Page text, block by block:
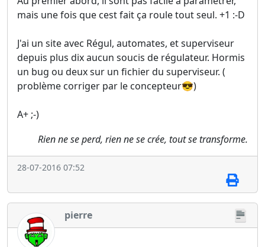
mais une fois que cest fait ça roule tout seul. +1 :-D
J'ai un site avec Régul, automates, et superviseur
depuis plus dix aucun soucis de régulateur. Hormis
un bug ou deux sur un fichier du superviseur. (
problème corriger par le concepteur😎)
A+ ;-)
Rien ne se perd, rien ne se crée, tout se transforme.
28-07-2016 07:52
pierre